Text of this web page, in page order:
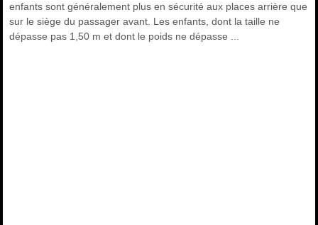
enfants sont généralement plus en sécurité aux places arrière que
sur le siège du passager avant. Les enfants, dont la taille ne
dépasse pas 1,50 m et dont le poids ne dépasse ...